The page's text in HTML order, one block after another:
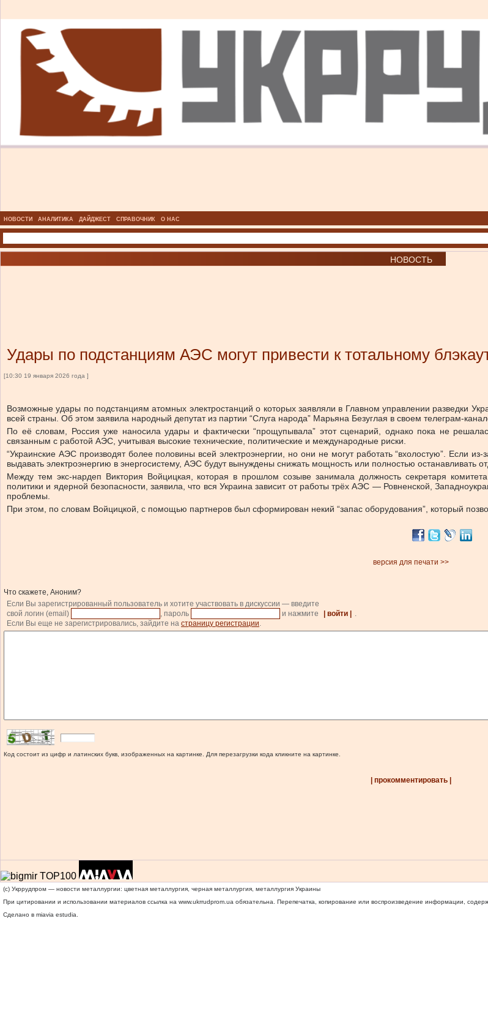
НОВОСТИ АНАЛИТИКА ДАЙДЖЕСТ СПРАВОЧНИК О НАС
НОВОСТЬ
Удары по подстанциям АЭС могут привести к тотальному
[10:30 19 января 2026 года ]
Возможные удары по подстанциям атомных электростанций о которых заявляли в Главном управлении разведки
всей страны. Об этом заявила народный депутат из партии “Слуга народа” Марьяна Безуглая в своем телеграм-
По её словам, Россия уже наносила удары и фактически “прощупывала” этот сценарий, однако пока не
связанным с работой АЭС, учитывая высокие технические, политические и международные риски.
“Украинские АЭС производят более половины всей электроэнергии, но они не могут работать “вхолостую”. Если
выдавать электроэнергию в энергосистему, АЭС будут вынуждены снижать мощность или полностью останавливать
Между тем экс-нардеп Виктория Войцицкая, которая в прошлом созыве занимала должность секретаря
политики и ядерной безопасности, заявила, что вся Украина зависит от работы трёх АЭС — Ровненской,
проблемы.
При этом, по словам Войцицкой, с помощью партнеров был сформирован некий “запас оборудования”, который
версия для печати >>
Что скажете, Аноним?
Если Вы зарегистрированный пользователь и хотите участвовать в дискуссии — введите
свой логин (email)
, пароль и нажмите | войти |
.
Если Вы еще не зарегистрировались, зайдите на страницу регистрации.
Код состоит из цифр и латинских букв, изображенных на картинке. Для перезагрузки кода кликните на картинке.
| прокомментировать |
(c) Укррудпром — новости металлургии: цветная металлургия, черная металлургия, металлургия Украины
При цитировании и использовании материалов ссылка на www.ukrrudprom.ua обязательна. Перепечатка, копирование или воспроизведение информации,
Сделано в miavia estudia.